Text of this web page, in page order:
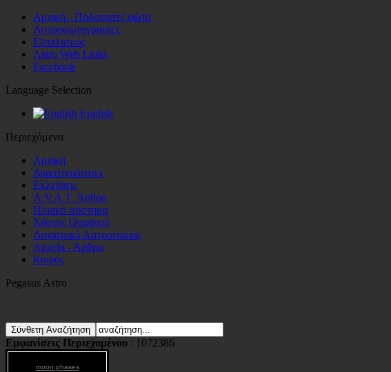
Αρχική - Πρόσφατες φώτο
Αστροφωτογραφίες
Εξοπλισμός
Astro Web Links
Facebook
Language Selection
English
Περιεχόμενα
Αρχική
Δραστηριότητες
Εκλείψεις
A.V.A.T. Άρθρα
Ηλιακό σύστημα
Χάρτης Ουρανού
Λογισμικό Αστρoνομίας
Αρχεία - Άρθρα
Καιρός
Pegasus Astro
Εμφανίσεις Περιεχομένου : 1072386
moon phases